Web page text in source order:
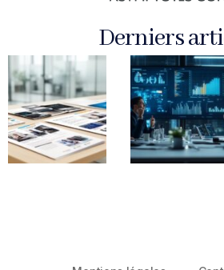
Derniers